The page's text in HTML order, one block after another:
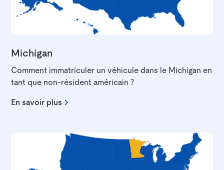
Michigan
Comment immatriculer un véhicule dans le Michigan en
tant que non-résident américain ?
En savoir plus